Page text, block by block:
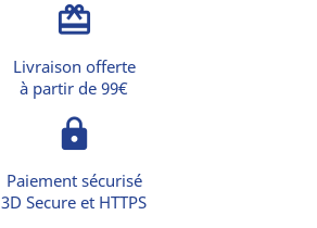
card_giftcard
Livraison offerte
à partir de 99€
lock
Paiement sécurisé
3D Secure et HTTPS